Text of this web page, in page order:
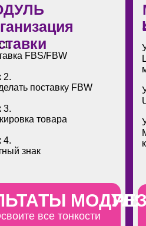
1.
FBS/FBW
2.
поставку FBW
3.
товара
4.
знак
все тонкости